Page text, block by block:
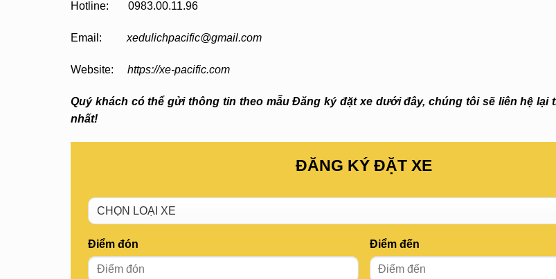
Hotline: 0983.00.11.96
Email: xedulichpacific@gmail.com
Website: https://xe-pacific.com
Quý khách có thể gửi thông tin theo mẫu Đăng ký đặt xe dưới đây, chúng tôi sẽ liên hệ lại
nhất!
ĐĂNG KÝ ĐẶT XE
Điểm đón Điểm đến